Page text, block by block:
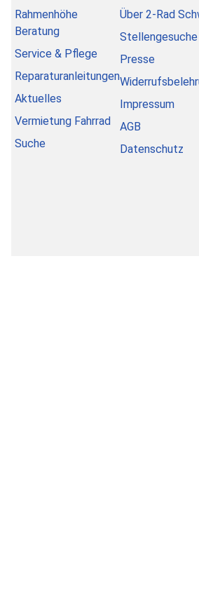
Rahmenhöhe
Beratung
Service & Pflege
Reparaturanleitungen
Aktuelles
Vermietung Fahrrad
Suche
Über 2-Rad
Stellengesuche
Presse
Impressum
AGB
Datenschutz